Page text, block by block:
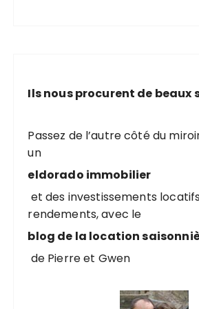
Ils nous procurent de beaux
Passez de l’autre côté du
un
eldorado immobilier
et des investissements
rendements, avec le
blog de la location
de Pierre et Gwen